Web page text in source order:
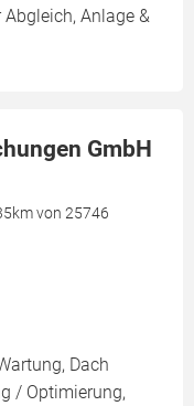
Abgleich, Anlage &
GmbH
von 25746
Dach
/ Optimierung,